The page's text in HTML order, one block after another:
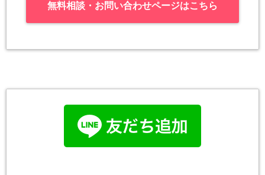
無料相談・お問い合わせページはこちら